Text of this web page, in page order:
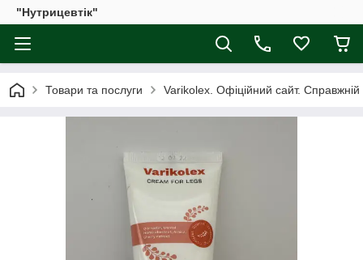
"Нутрицевтік"
Товари та послуги Varikolex. Офіційний сайт. Справжній